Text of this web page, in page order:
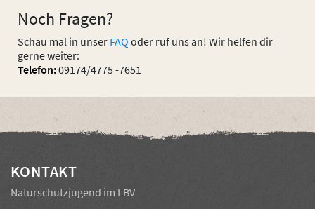
Noch Fragen?
Schau mal in unser FAQ oder ruf uns an! Wir helfen dir
gerne weiter:
Telefon:09174/4775 -7651
KONTAKT
Naturschutzjugend im LBV